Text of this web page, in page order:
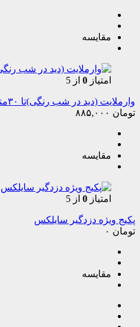
مقایسه
امتیاز 0 از 5
وارملایت (دید در شب رنگی)تا ۳۰متر
تومان
مقایسه
امتیاز 0 از 5
پکیج ویژه دزدگیر سایلکس
تومان
مقایسه